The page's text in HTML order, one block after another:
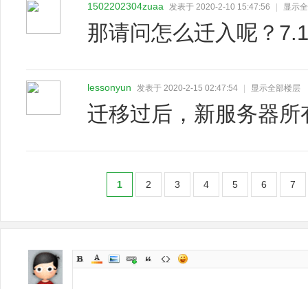
1502202304zuaa 发表于 2020-2-10 15:47:56 显示
那请问怎么迁入呢？
lessonyun 发表于 2020-2-15 02:47:54 显示全部楼层
迁移过后，新服务器
1 2 3 4 5 6 7